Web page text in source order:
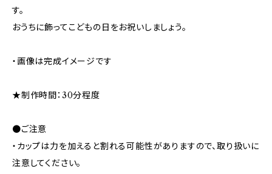
す。
おうちに飾ってこどもの日をお祝いしましょう。
・画像は完成イメージです
★制作時間：30分程度
●ご注意
・カップは力を加えると割れる可能性がありますので、取り扱いに
注意してください。